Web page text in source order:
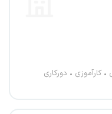
کارآموزی دورکاری